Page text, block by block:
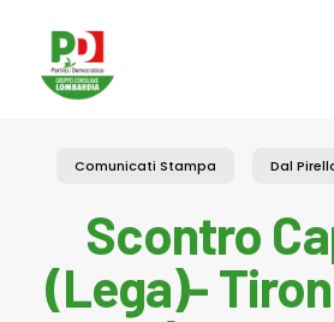
content
Comunicati Stampa Dal
Scontro
(Lega)-